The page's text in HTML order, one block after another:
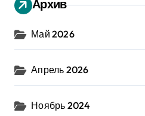
Архив
Май 2026
Апрель 2026
Ноябрь 2024